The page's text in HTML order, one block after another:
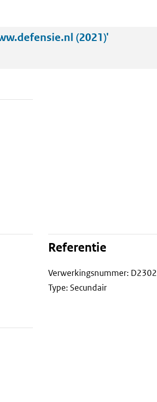
(2021)'
Referentie
Verwerkingsnummer: D2302
Type: Secundair